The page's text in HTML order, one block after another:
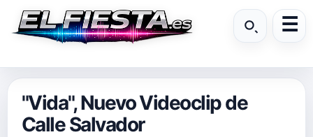
"Vida", Nuevo Videoclip de
Calle Salvador